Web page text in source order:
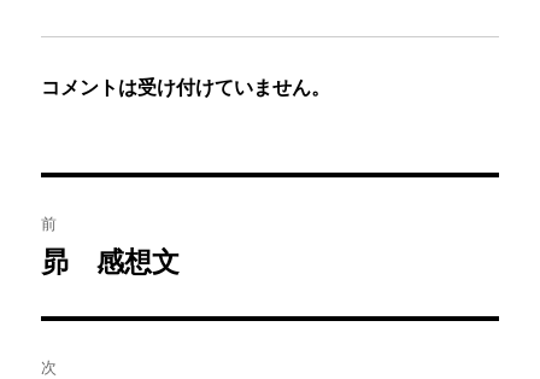
コメントは受け付けていません。
稿
ビ
前
前
投
稿:
昴 感想文
次